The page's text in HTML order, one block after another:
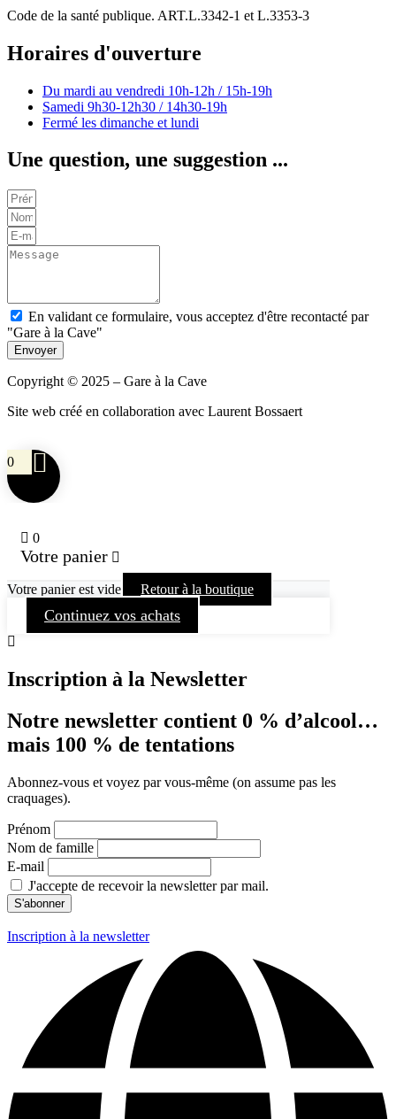
Code de la santé publique. ART.L.3342-1 et L.3353-3
Horaires d'ouverture
Du mardi au vendredi 10h-12h / 15h-19h
Samedi 9h30-12h30 / 14h30-19h
Fermé les dimanche et lundi
Une question, une suggestion ...
En validant ce formulaire, vous acceptez d'être recontacté par
"Gare à la Cave"
Envoyer
Copyright © 2025 – Gare à la Cave
Site web créé en collaboration avec Laurent Bossaert
0
0
Votre panier
Votre panier est vide Retour à la boutique
Continuez vos achats
Inscription à la Newsletter
Notre newsletter contient 0 % d’alcool…
mais 100 % de tentations
Abonnez-vous et voyez par vous-même (on assume pas les
craquages).
Prénom
Nom de famille
E-mail
J'accepte de recevoir la newsletter par mail.
Inscription à la newsletter